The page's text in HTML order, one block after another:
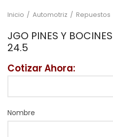
Inicio Automotriz Repuestos
JGO PINES Y
24.5
Cotizar Ahora:
Nombre